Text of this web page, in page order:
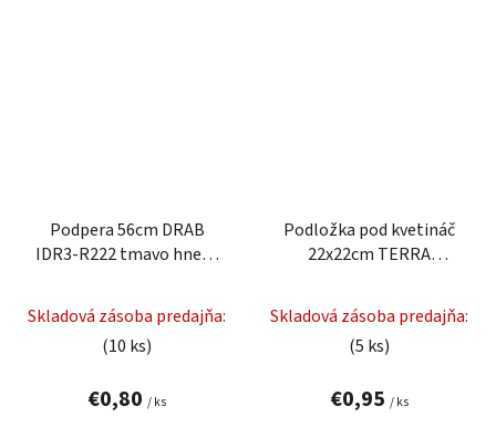
Podpera 56cm DRAB
IDR3-R222 tmavo hnedá
PROSPERPLAST
Skladová zásoba predajňa:
(10 ks)
€0,80 / ks
Podložka pod kvetináč
22x22cm TERRA
plastová
Skladová zásoba predajňa:
(5 ks)
€0,95 / ks